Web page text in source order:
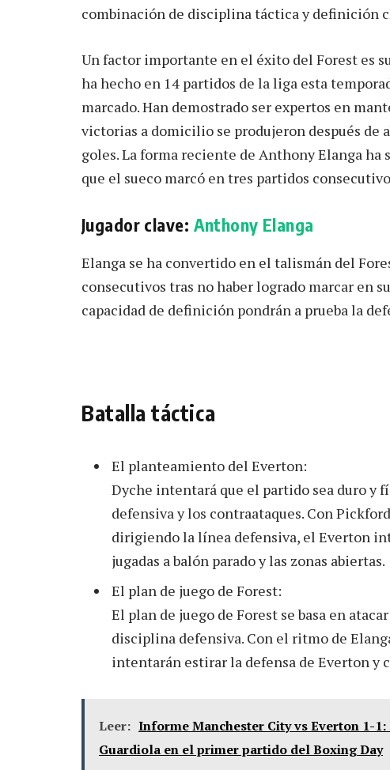
combinación de disciplina táctica y definición
Un factor importante en el éxito del Forest es
ha hecho en 14 partidos de la liga esta
marcado. Han demostrado ser expertos en
victorias a domicilio se produjeron después de
goles. La forma reciente de Anthony Elanga
que el sueco marcó en tres partidos
Jugador clave: Anthony Elanga
Elanga se ha convertido en el talismán del
consecutivos tras no haber logrado marcar en
capacidad de definición pondrán a prueba la
Batalla táctica
El planteamiento del Everton:
Dyche intentará que el partido sea duro y
defensiva y los contraataques. Con
dirigiendo la línea defensiva, el Everton
jugadas a balón parado y las zonas abiertas.
El plan de juego de Forest:
El plan de juego de Forest se basa en
disciplina defensiva. Con el ritmo de
intentarán estirar la defensa de Everton y
Leer: Informe Manchester City vs Everton 1-
Guardiola en el primer partido del Boxing Day